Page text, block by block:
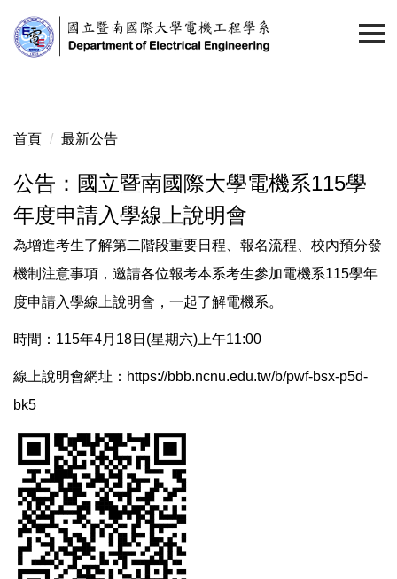
到
主
區
首頁 最新公告
公告：國立暨南國際大學電機系115學
年度申請入學線上說明會
為增進考生了解第二階段重要日程、報名流程、校內預分發
機制注意事項，邀請各位報考本系考生參加電機系115學年
度申請入學線上說明會，一起了解電機系。
時間：115年4月18日(星期六)上午11:00
線上說明會網址： https://bbb.ncnu.edu.tw/b/pwf-bsx-p5d-
bk5